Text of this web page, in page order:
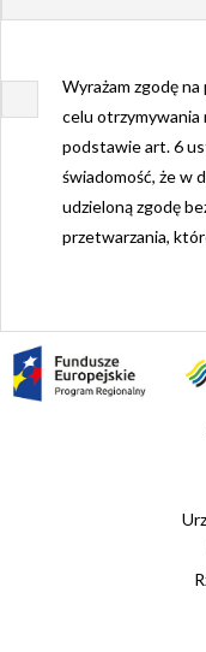
Wyrażam zgodę
celu
podstawie art. 6
świadomość, że w
udzieloną zgodę
przetwarzania,